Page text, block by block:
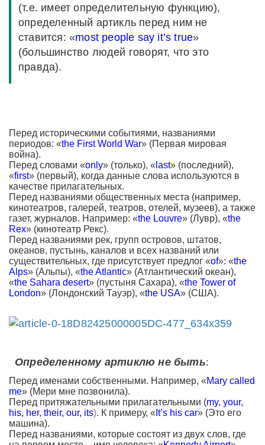
(т.е. имеет определительную функцию),
определенный артикль перед ним не
ставится: «most people say it’s true»
(большинство людей говорят, что это
правда).
Перед историческими событиями, названиями
периодов: «the First World War» (Первая мировая
война).
Перед словами «only» (только), « last» (последний),
«first» (первый), когда данные слова используются в
качестве прилагательных.
Перед названиями общественных места (например,
кинотеатров, галерей, театров, отелей, музеев), а также
газет, журналов. Например: «the Louvre» (Лувр), «the
Rex» (кинотеатр Рекс).
Перед названиями рек, групп островов, штатов,
океанов, пустынь, каналов и всех названий или
существительных, где присутствует предлог «of»: «the
Alps» (Альпы), «the Atlantic» (Атлантический океан),
«the Sahara desert» (пустыня Сахара), «the Tower of
London» (Лондонский Тауэр), «the USA» (США).
Определенному артиклю не быть:
Перед именами собственными. Например, «Mary called
me» (Мери мне позвонила).
Перед притяжательными прилагательными (my, your,
his, her, their, our, its). К примеру, « It’s his car» (Это его
машина).
Перед названиями, которые состоят из двух слов, где